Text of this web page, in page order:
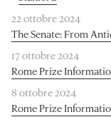
22 ottobre 2024
The Senate: From
17 ottobre 2024
Rome Prize
8 ottobre 2024
Rome Prize